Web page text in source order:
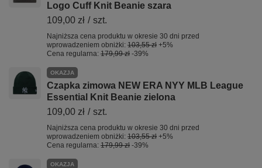
Logo Cuff Knit Beanie szara
109,00 zł / szt.
Najniższa cena produktu w okresie 30 dni przed
wprowadzeniem obniżki: 103,55 zł +5%
Cena regularna: 179,99 zł -39%
OKAZJA
Czapka zimowa NEW ERA NYY MLB League
Essential Knit Beanie zielona
109,00 zł / szt.
Najniższa cena produktu w okresie 30 dni przed
wprowadzeniem obniżki: 103,55 zł +5%
Cena regularna: 179,99 zł -39%
OKAZJA